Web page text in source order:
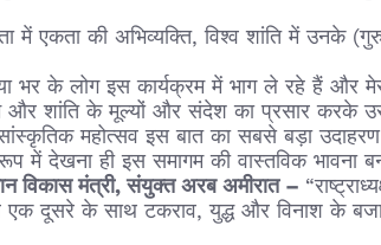
में एकता की अभिव्यक्ति, विश्व शांति में उनके
भर के लोग इस कार्यक्रम में भाग ले रहे हैं और
और शांति के मूल्यों और संदेश का प्रसार करके
सांस्कृतिक महोत्सव इस बात का सबसे बड़ा
में देखना ही इस समागम की वास्तविक भावना
विकास मंत्री, संयुक्त अरब अमीरात –
दूसरे के साथ टकराव, युद्ध और विनाश के